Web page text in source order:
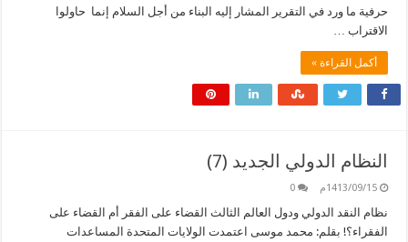
حرفية ما ورد في التقرير المشار إليه البناء من أجل السلام إنما حاولوا
الاقتراب …
أكمل القراءة »
النظام الدولي الجديد (7)
1413/09/15م 0
نظام النقد الدولي ودول العالم الثالث القضاء على الفقر أم القضاء على
الفقراء؟! بقلم: محمد موسى اعتمدت الولايات المتحدة المساعدات